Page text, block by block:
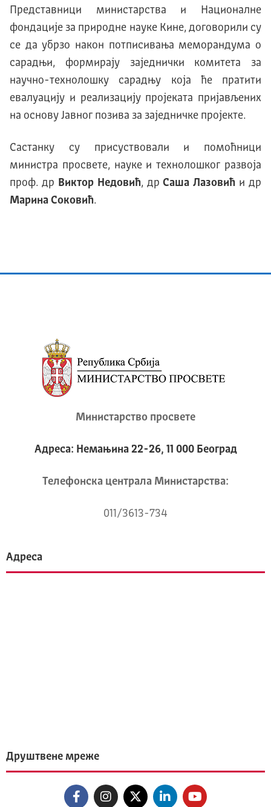
Представници министарства и Националне
фондације за природне науке Кине, договорили су
се да убрзо након потписивања меморандума о
сарадњи, формирају заједнички комитета за
научно-технолошку сарадњу која ће пратити
евалуацију и реализацију пројеката пријављених
на основу Јавног позива за заједничке пројекте.
Састанку су присуствовали и помоћници
министра просвете, науке и технолошког развоја
проф. др
Виктор Недовић, дрСаша Лазовић и др
Марина Соковић.
Министарство просвете
Адреса: Немањина 22-26, 11 000 Београд
Телeфонска централа Mинистарства:
011/3613-734
Адреса
Друштвене мреже